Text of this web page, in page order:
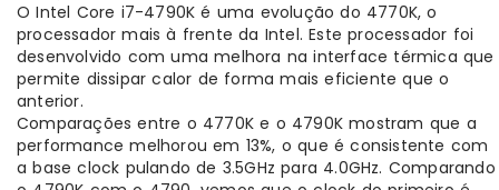
O Intel Core i7-4790K é uma evolução do 4770K, o
processador mais à frente da Intel. Este processador foi
desenvolvido com uma melhora na interface térmica que
permite dissipar calor de forma mais eficiente que o
anterior.
Comparações entre o 4770K e o 4790K mostram que a
performance melhorou em 13%, o que é consistente com
a base clock pulando de 3.5GHz para 4.0GHz. Comparando